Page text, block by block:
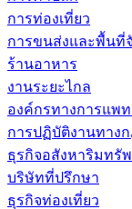
การท่องเที่ยว
การขนส่งและพื้นที่
ร้านอาหาร
งานระยะไกล
องค์กรทางการแพ
การปฏิบัติงานทาง
ธุรกิจอสังหาริมทรั
บริษัทที่ปรึกษา
ธุรกิจท่องเที่ยว